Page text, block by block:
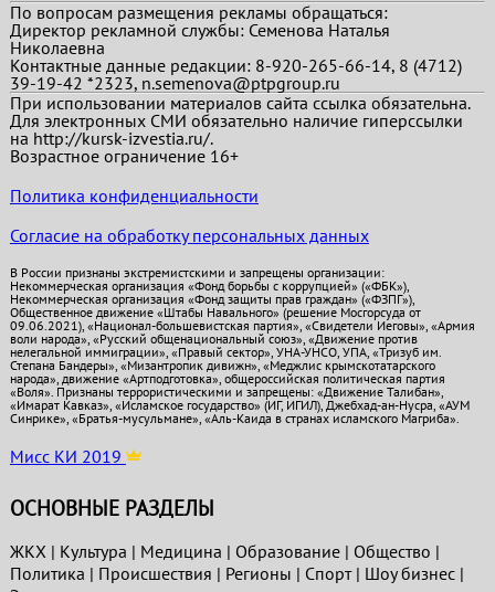
По вопросам размещения рекламы обращаться:
Директор рекламной службы: Семенова Наталья
Николаевна
Контактные данные редакции: 8-920-265-66-14, 8 (4712)
39-19-42 *2323, n.semenova@ptpgroup.ru
При использовании материалов сайта ссылка обязательна.
Для электронных СМИ обязательно наличие гиперссылки
на http://kursk-izvestia.ru/.
Возрастное ограничение 16+
Политика конфиденциальности
Согласие на обработку персональных данных
В России признаны экстремистскими и запрещены организации:
Некоммерческая организация «Фонд борьбы с коррупцией» («ФБК»),
Некоммерческая организация «Фонд защиты прав граждан» («ФЗПГ»),
Общественное движение «Штабы Навального» (решение Мосгорсуда от
09.06.2021), «Национал-большевистская партия», «Свидетели Иеговы», «Армия
воли народа», «Русский общенациональный союз», «Движение против
нелегальной иммиграции», «Правый сектор», УНА-УНСО, УПА, «Тризуб им.
Степана Бандеры», «Мизантропик дивижн», «Меджлис крымскотатарского
народа», движение «Артподготовка», общероссийская политическая партия
«Воля». Признаны террористическими и запрещены: «Движение Талибан»,
«Имарат Кавказ», «Исламское государство» (ИГ, ИГИЛ), Джебхад-ан-Нусра, «АУМ
Синрике», «Братья-мусульмане», «Аль-Каида в странах исламского Магриба».
Мисс КИ 2019
ОСНОВНЫЕ РАЗДЕЛЫ
ЖКХ| Культура | Медицина | Образование| Общество |
Политика | Проиcшествия | Регионы | Спорт| Шоу бизнес|